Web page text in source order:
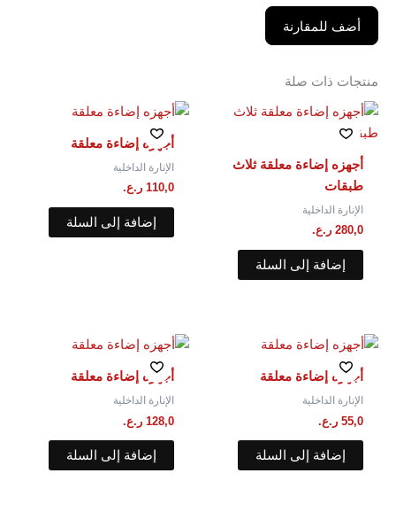
أضف للمقارنة
منتجات ذات صلة
أجهزه إضاءة معلقة ثلاث
طبقات
الإنارة الداخلية
280,0 ر.ع.
إضافة إلى السلة
أجهزه إضاءة معلقة
الإنارة الداخلية
110,0 ر.ع.
إضافة إلى السلة
أجهزه إضاءة معلقة
الإنارة الداخلية
55,0 ر.ع.
إضافة إلى السلة
أجهزه إضاءة معلقة
الإنارة الداخلية
128,0 ر.ع.
إضافة إلى السلة